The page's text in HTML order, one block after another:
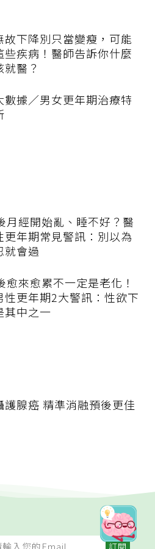
故下降別只當變瘦，可能
些疾病！醫師告訴你什麼
醫？
數據／男女更年期治療特
月經開始亂、睡不好？醫
更年期常見警訊：別以為
就會過
愈來愈累不一定是老化！
性更年期2大警訊：性欲下
其中之一
護腺癌 精準消融預後更佳